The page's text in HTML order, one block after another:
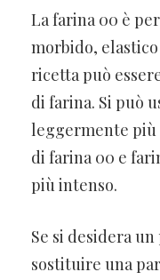
La farina 00 è
morbido,
ricetta può
di farina. Si può
leggermente più
di farina 00 e
più intenso.
Se si desidera
sostituire una